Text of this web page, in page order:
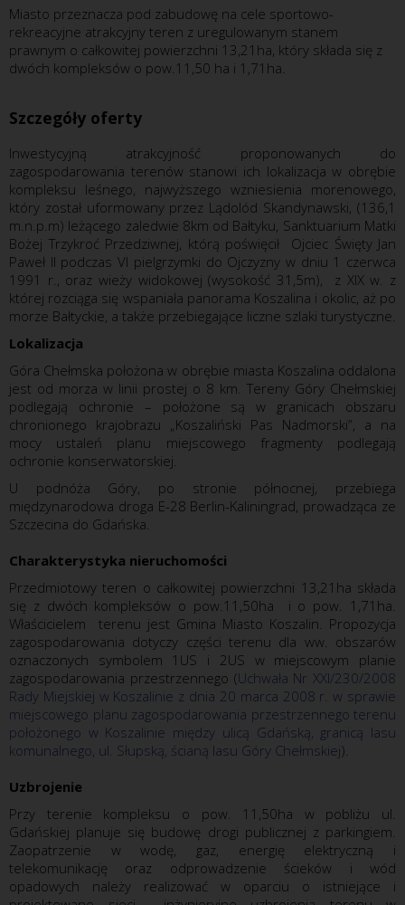
Miasto przeznacza pod zabudowę na cele sportowo-
rekreacyjne atrakcyjny teren z uregulowanym stanem
prawnym o całkowitej powierzchni 13,21ha, który składa się z
dwóch kompleksów o pow.11,50 ha i 1,71ha.
Szczegóły oferty
Inwestycyjną atrakcyjność proponowanych do
zagospodarowania terenów stanowi ich lokalizacja w obrębie
kompleksu leśnego, najwyższego wzniesienia morenowego,
który został uformowany przez Lądolód Skandynawski, (136,1
m.n.p.m) leżącego zaledwie 8km od Bałtyku, Sanktuarium Matki
Bożej Trzykroć Przedziwnej, którą poświęcił Ojciec Święty Jan
Paweł II podczas VI pielgrzymki do Ojczyzny w dniu 1 czerwca
1991 r., oraz wieży widokowej (wysokość 31,5m), z XIX w. z
której rozciąga się wspaniała panorama Koszalina i okolic, aż po
morze Bałtyckie, a także przebiegające liczne szlaki turystyczne.
Lokalizacja
Góra Chełmska położona w obrębie miasta Koszalina oddalona
jest od morza w linii prostej o 8 km. Tereny Góry Chełmskiej
podlegają ochronie – położone są w granicach obszaru
chronionego krajobrazu „Koszaliński Pas Nadmorski”, a na
mocy ustaleń planu miejscowego fragmenty podlegają
ochronie konserwatorskiej.
U podnóża Góry, po stronie północnej, przebiega
międzynarodowa droga E-28 Berlin-Kaliningrad, prowadząca ze
Szczecina do Gdańska.
Charakterystyka nieruchomości
Przedmiotowy teren o całkowitej powierzchni 13,21ha składa
się z dwóch kompleksów o pow.11,50ha i o pow. 1,71ha.
Właścicielem terenu jest Gmina Miasto Koszalin. Propozycja
zagospodarowania dotyczy części terenu dla ww. obszarów
oznaczonych symbolem 1US i 2US w miejscowym planie
zagospodarowania przestrzennego (Uchwała Nr XXI/230/2008
Rady Miejskiej w Koszalinie z dnia 20 marca 2008 r. w sprawie
miejscowego planu zagospodarowania przestrzennego terenu
położonego w Koszalinie między ulicą Gdańską, granicą lasu
komunalnego, ul. Słupską, ścianą lasu Góry Chełmskiej).
Uzbrojenie
Przy terenie kompleksu o pow. 11,50ha w pobliżu ul.
Gdańskiej planuje się budowę drogi publicznej z parkingiem.
Zaopatrzenie w wodę, gaz, energię elektryczną i
telekomunikację oraz odprowadzenie ścieków i wód
opadowych należy realizować w oparciu o istniejące i